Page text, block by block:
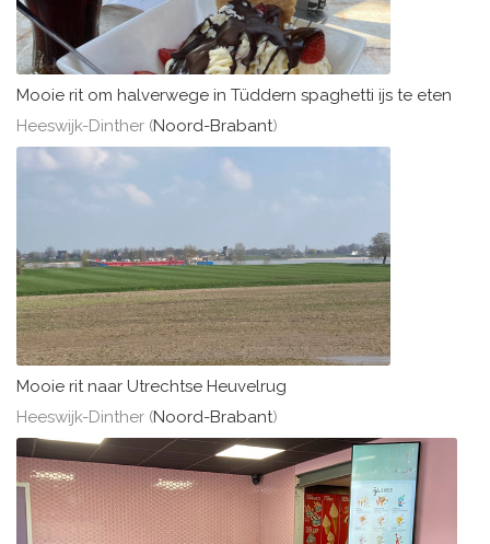
Mooie rit om halverwege in Tüddern spaghetti ijs te eten
Heeswijk-Dinther (Noord-Brabant)
Mooie rit naar Utrechtse Heuvelrug
Heeswijk-Dinther (Noord-Brabant)